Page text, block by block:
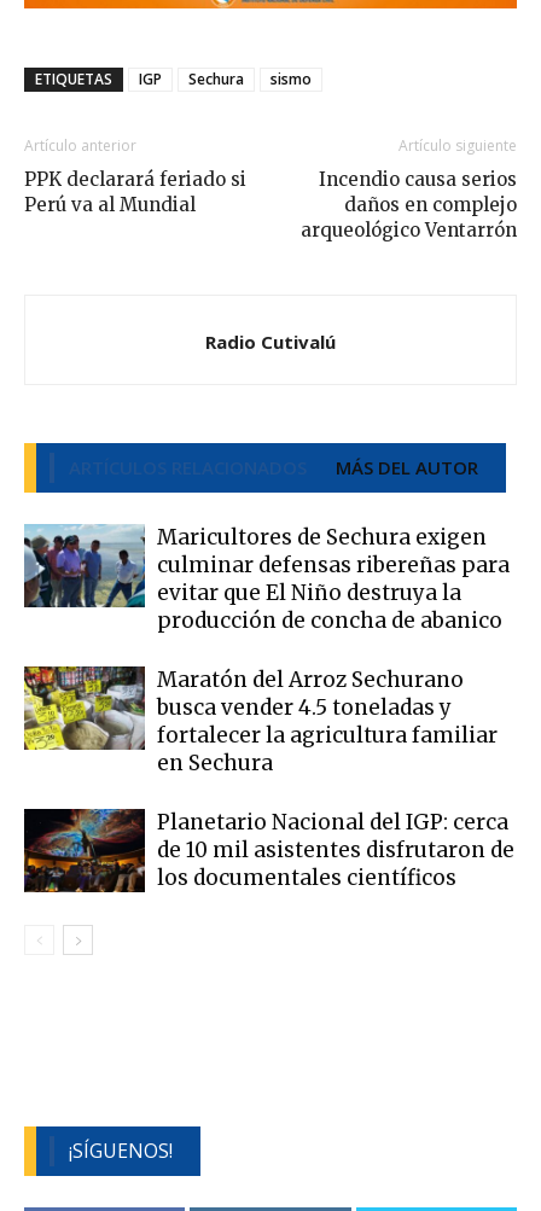
ETIQUETAS IGP Sechura sismo
Artículo anterior
PPK declarará feriado si
Perú va al Mundial
Artículo siguiente
Incendio causa serios
daños en complejo
arqueológico Ventarrón
Radio Cutivalú
ARTÍCULOS RELACIONADOS MÁS DEL AUTOR
Maricultores de Sechura exigen
culminar defensas ribereñas para
evitar que El Niño destruya la
producción de concha de abanico
Maratón del Arroz Sechurano
busca vender 4.5 toneladas y
fortalecer la agricultura familiar
en Sechura
Planetario Nacional del IGP: cerca
de 10 mil asistentes disfrutaron de
los documentales científicos
¡SÍGUENOS!